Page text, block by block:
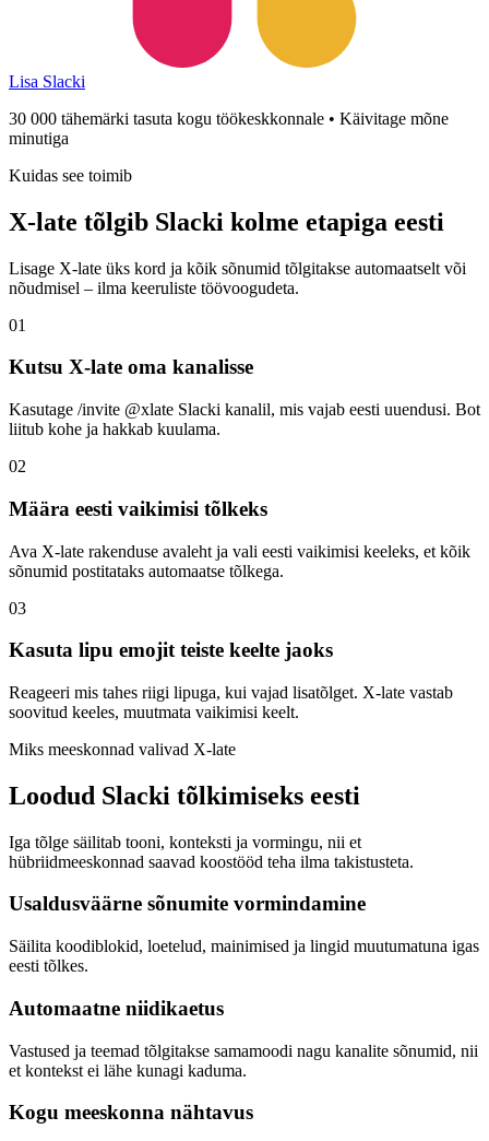
Lisa Slacki
30 000 tähemärki tasuta kogu töökeskkonnale • Käivitage mõne
minutiga
Kuidas see toimib
X-late tõlgib Slacki kolme etapiga eesti
Lisage X-late üks kord ja kõik sõnumid tõlgitakse automaatselt või
nõudmisel – ilma keeruliste töövoogudeta.
01
Kutsu X-late oma kanalisse
Kasutage /invite @xlate Slacki kanalil, mis vajab eesti uuendusi. Bot
liitub kohe ja hakkab kuulama.
02
Määra eesti vaikimisi tõlkeks
Ava X-late rakenduse avaleht ja vali eesti vaikimisi keeleks, et kõik
sõnumid postitataks automaatse tõlkega.
03
Kasuta lipu emojit teiste keelte jaoks
Reageeri mis tahes riigi lipuga, kui vajad lisatõlget. X-late vastab
soovitud keeles, muutmata vaikimisi keelt.
Miks meeskonnad valivad X-late
Loodud Slacki tõlkimiseks eesti
Iga tõlge säilitab tooni, konteksti ja vormingu, nii et
hübriidmeeskonnad saavad koostööd teha ilma takistusteta.
Usaldusväärne sõnumite vormindamine
Säilita koodiblokid, loetelud, mainimised ja lingid muutumatuna igas
eesti tõlkes.
Automaatne niidikaetus
Vastused ja teemad tõlgitakse samamoodi nagu kanalite sõnumid, nii
et kontekst ei lähe kunagi kaduma.
Kogu meeskonna nähtavus